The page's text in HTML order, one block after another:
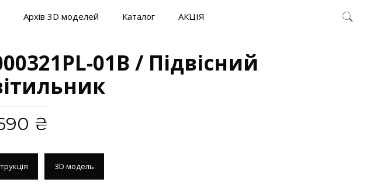
Архів 3D моделей Каталог АКЦІЯ
01B / Підвісний
₴
3D модель